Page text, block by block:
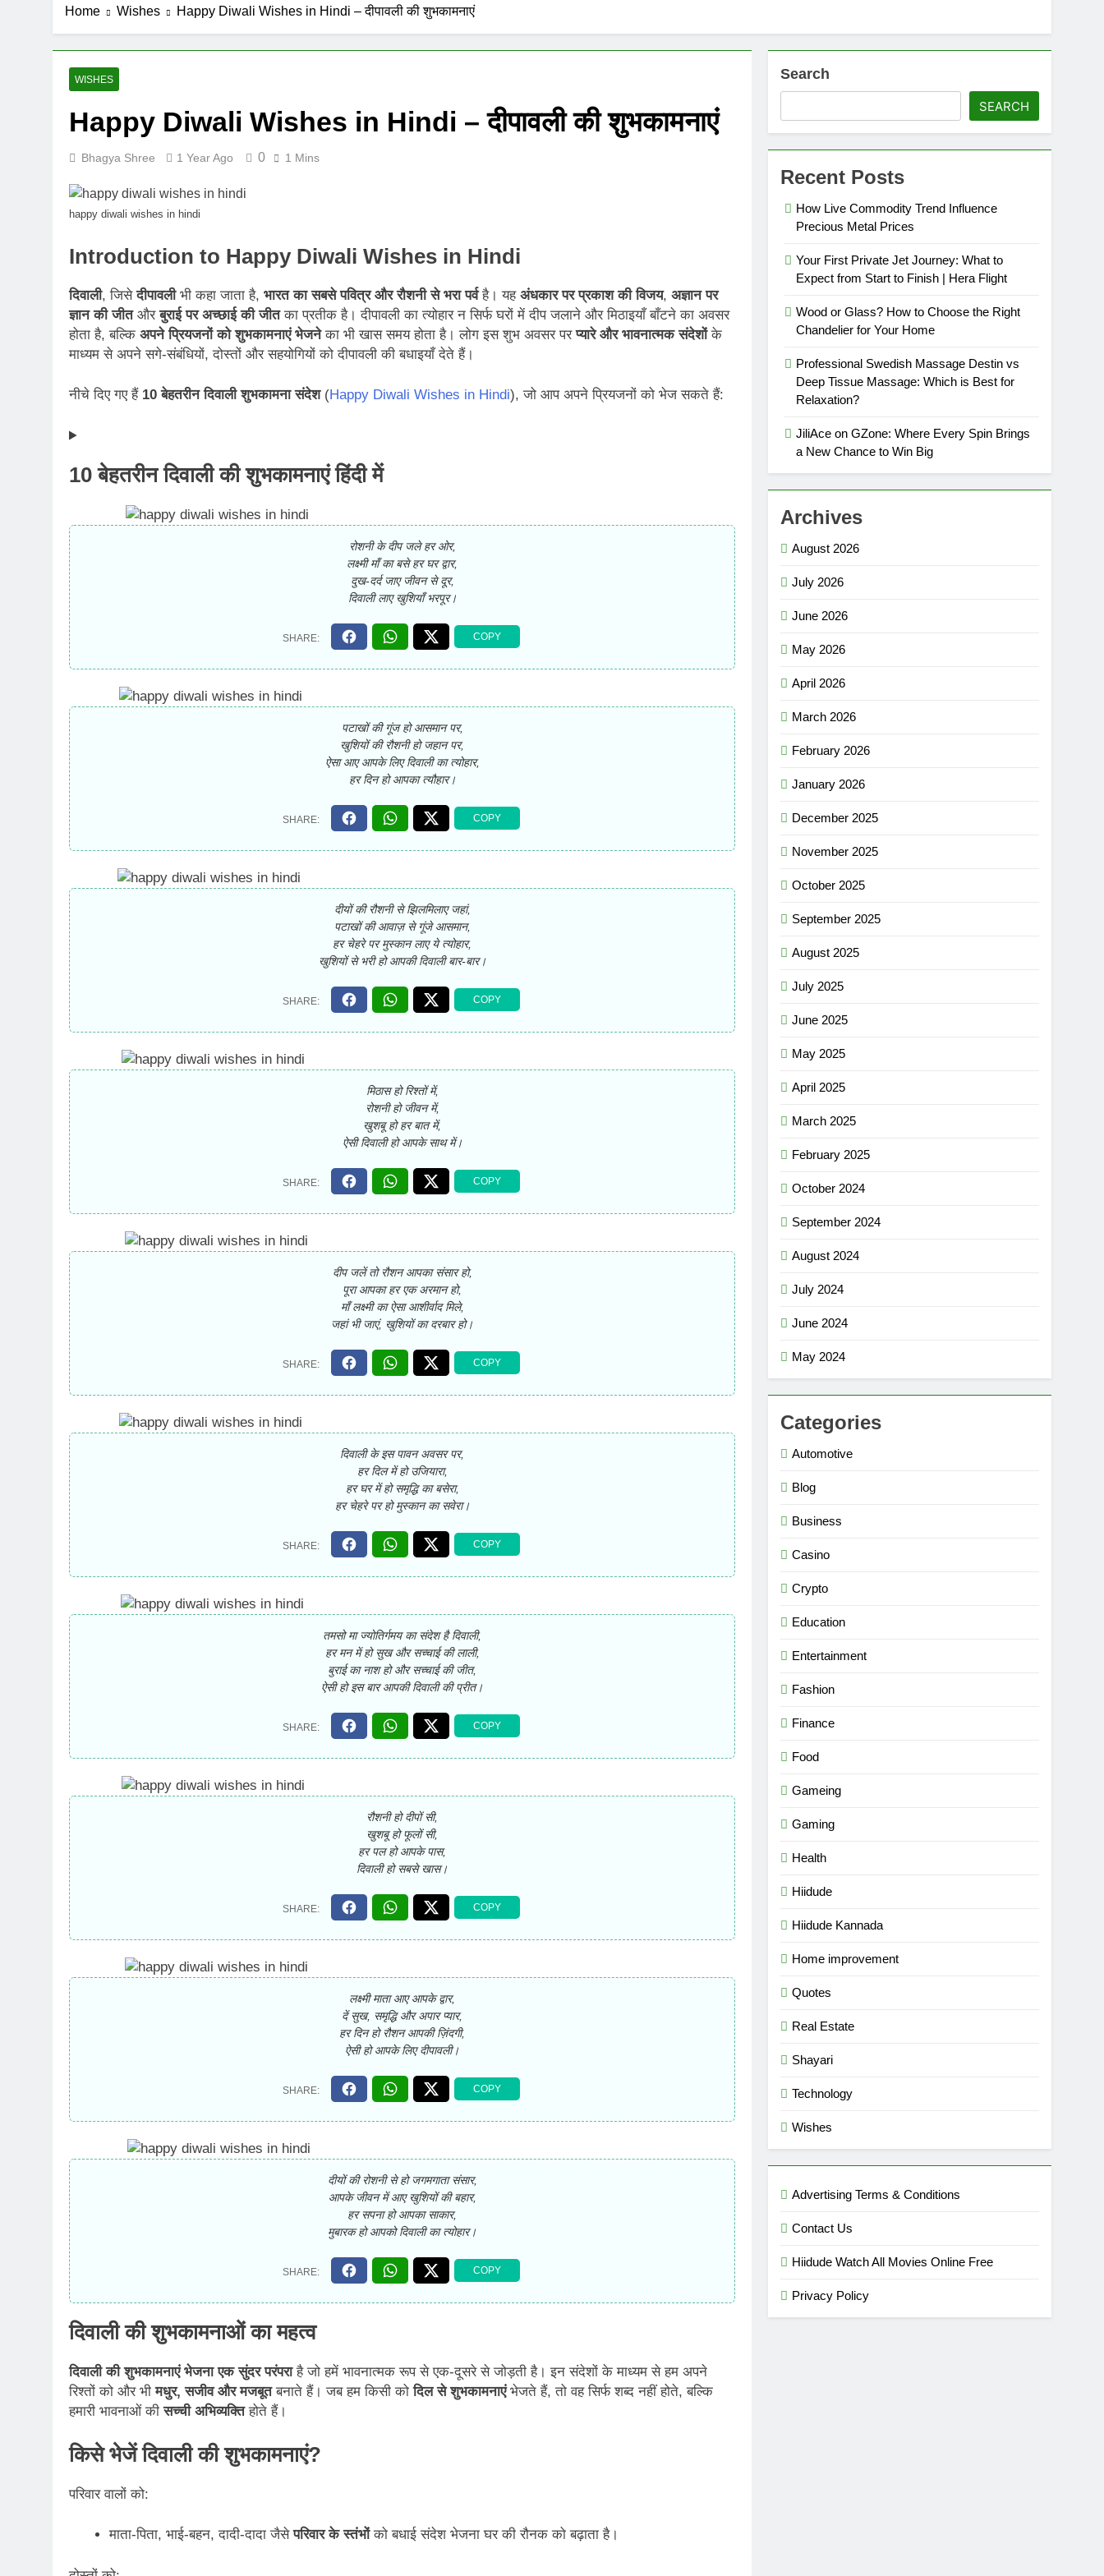
Home Wishes Happy Diwali Wishes in Hindi – दीपावली की शुभकामनाएं
WISHES
Happy Diwali Wishes in Hindi – दीपावली की शुभकामनाएं
Bhagya Shree 1 Year Ago 0 1 Mins
happy diwali wishes in hindi
Introduction to Happy Diwali Wishes in Hindi
दिवाली, जिसेदीपावलीभी कहा जाता है, भारत का सबसे पवित्र और रौशनी से भरा पर्वहै। यह अंधकार पर प्रकाश की विजय, अज्ञान पर
ज्ञान की जीतऔरबुराई पर अच्छाई की जीतका प्रतीक है। दीपावली का त्योहार न सिर्फ घरों में दीप जलाने और मिठाइयाँ बाँटने का अवसर
होता है, बल्कि अपने प्रियजनों को शुभकामनाएं भेजनेका भी खास समय होता है। लोग इस शुभ अवसर परप्यारे और भावनात्मक संदेशोंके
माध्यम से अपने सगे-संबंधियों, दोस्तों और सहयोगियों को दीपावली की बधाइयाँ देते हैं।
नीचे दिए गए हैं 10 बेहतरीन दिवाली शुभकामना संदेश(Happy Diwali Wishes in Hindi), जो आप अपने प्रियजनों को भेज सकते हैं:
10 बेहतरीन दिवाली की शुभकामनाएं हिंदी में
रोशनी के दीप जले हर ओर,
लक्ष्मी माँ का बसे हर घर द्वार,
दुख-दर्द जाए जीवन से दूर,
दिवाली लाए खुशियाँ भरपूर।
पटाखों की गूंज हो आसमान पर,
खुशियों की रौशनी हो जहान पर,
ऐसा आए आपके लिए दिवाली का त्योहार,
हर दिन हो आपका त्यौहार।
दीयों की रौशनी से झिलमिलाए जहां,
पटाखों की आवाज़ से गूंजे आसमान,
हर चेहरे पर मुस्कान लाए ये त्योहार,
खुशियों से भरी हो आपकी दिवाली बार-बार।
मिठास हो रिश्तों में,
रोशनी हो जीवन में,
खुशबू हो हर बात में,
ऐसी दिवाली हो आपके साथ में।
दीप जलें तो रौशन आपका संसार हो,
पूरा आपका हर एक अरमान हो,
माँ लक्ष्मी का ऐसा आशीर्वाद मिले,
जहां भी जाएं, खुशियों का दरबार हो।
दिवाली के इस पावन अवसर पर,
हर दिल में हो उजियारा,
हर घर में हो समृद्धि का बसेरा,
हर चेहरे पर हो मुस्कान का सवेरा।
तमसो मा ज्योतिर्गमय का संदेश है दिवाली,
हर मन में हो सुख और सच्चाई की लाली,
बुराई का नाश हो और सच्चाई की जीत,
ऐसी हो इस बार आपकी दिवाली की प्रीत।
रौशनी हो दीपों सी,
खुशबू हो फूलों सी,
हर पल हो आपके पास,
दिवाली हो सबसे खास।
लक्ष्मी माता आए आपके द्वार,
दें सुख, समृद्धि और अपार प्यार,
हर दिन हो रौशन आपकी ज़िंदगी,
ऐसी हो आपके लिए दीपावली।
दीयों की रोशनी से हो जगमगाता संसार,
आपके जीवन में आए खुशियों की बहार,
हर सपना हो आपका साकार,
मुबारक हो आपको दिवाली का त्योहार।
दिवाली की शुभकामनाओं का महत्व
दिवाली की शुभकामनाएं भेजना एक सुंदर परंपराहै जो हमें भावनात्मक रूप से एक-दूसरे से जोड़ती है। इन संदेशों के माध्यम से हम अपने
रिश्तों को और भीमधुर, सजीव और मजबूतबनाते हैं। जब हम किसी कोदिल से शुभकामनाएंभेजते हैं, तो वह सिर्फ शब्द नहीं होते, बल्कि
हमारी भावनाओं कीसच्ची अभिव्यक्तिहोते हैं।
किसे भेजें दिवाली की शुभकामनाएं?
परिवार वालों को:
माता-पिता, भाई-बहन, दादी-दादा जैसेपरिवार के स्तंभोंको बधाई संदेश भेजना घर की रौनक को बढ़ाता है।
Search
SEARCH
Recent Posts
How Live Commodity Trend Influence
Precious Metal Prices
Your First Private Jet Journey: What to
Expect from Start to Finish | Hera Flight
Wood or Glass? How to Choose the Right
Chandelier for Your Home
Professional Swedish Massage Destin vs
Deep Tissue Massage: Which is Best for
Relaxation?
JiliAce on GZone: Where Every Spin Brings
a New Chance to Win Big
Archives
August 2026
July 2026
June 2026
May 2026
April 2026
March 2026
February 2026
January 2026
December 2025
November 2025
October 2025
September 2025
August 2025
July 2025
June 2025
May 2025
April 2025
March 2025
February 2025
October 2024
September 2024
August 2024
July 2024
June 2024
May 2024
Categories
Automotive
Blog
Business
Casino
Crypto
Education
Entertainment
Fashion
Finance
Food
Gameing
Gaming
Health
Hiidude
Hiidude Kannada
Home improvement
Quotes
Real Estate
Shayari
Technology
Wishes
Advertising Terms & Conditions
Contact Us
Hiidude Watch All Movies Online Free
Privacy Policy